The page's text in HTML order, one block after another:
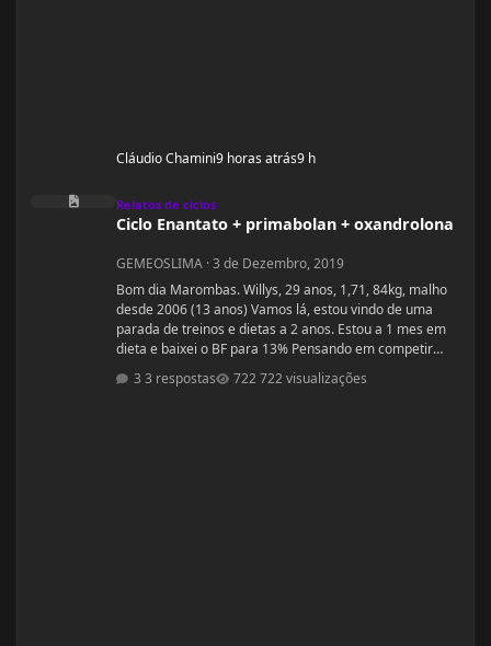
Cláudio Chamini9 horas atrás9 h
Ciclo Enantato + primabolan + oxandrolona
Relatos de ciclos
Ciclo Enantato + primabolan + oxandrolona
GEMEOSLIMA ·3 de Dezembro, 2019
Bom dia Marombas. Willys, 29 anos, 1,71, 84kg, malho
desde 2006 (13 anos) Vamos lá, estou vindo de uma
parada de treinos e dietas a 2 anos. Estou a 1 mes em
dieta e baixei o BF para 13% Pensando em competir
estreantes ano que vem se tudo ocorrer bem até abril.
(Secar e corrigir os pontos fracos) Anexo, os exames
3 respostas 722 visualizações